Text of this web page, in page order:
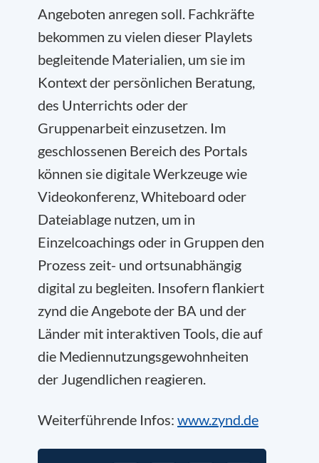
Angeboten anregen soll. Fachkräfte
bekommen zu vielen dieser Playlets
begleitende Materialien, um sie im
Kontext der persönlichen Beratung,
des Unterrichts oder der
Gruppenarbeit einzusetzen. Im
geschlossenen Bereich des Portals
können sie digitale Werkzeuge wie
Videokonferenz, Whiteboard oder
Dateiablage nutzen, um in
Einzelcoachings oder in Gruppen den
Prozess zeit- und ortsunabhängig
digital zu begleiten. Insofern flankiert
zynd die Angebote der BA und der
Länder mit interaktiven Tools, die auf
die Mediennutzungsgewohnheiten
der Jugendlichen reagieren.
Weiterführende Infos: www.zynd.de